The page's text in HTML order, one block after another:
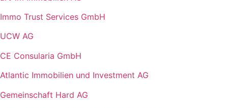
Immo Trust Services GmbH
UCW AG
CE Consularia GmbH
Atlantic Immobilien und Investment AG
Gemeinschaft Hard AG